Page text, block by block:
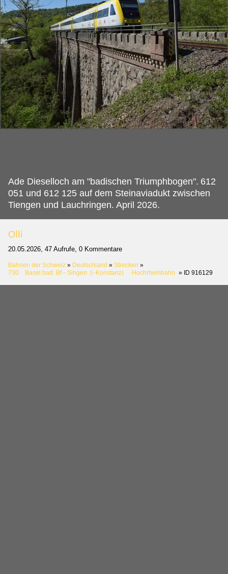
Ade Dieselloch am "badischen Triumphbogen". 612
051 und 612 125 auf dem Steinaviadukt zwischen
Tiengen und Lauchringen. April 2026.
Olli
20.05.2026, 47 Aufrufe, 0 Kommentare
Bahnen der Schweiz » Deutschland » Strecken »
730 Basel bad. Bf – Singen (–Konstanz) ·Hochrheinbahn· » ID 916129